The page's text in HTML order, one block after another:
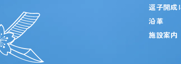
逗子開成
沿革
施設案内